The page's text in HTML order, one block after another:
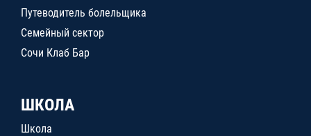
Путеводитель болельщика
Семейный сектор
Сочи Клаб Бар
ШКОЛА
Школа